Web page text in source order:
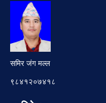
समिर जंग मल्ल
९८४१२०७४१८